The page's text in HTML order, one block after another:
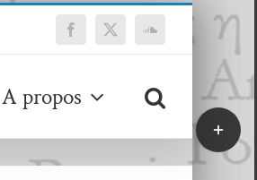
Facebook
X SoundCloud
A propos
Bascule
de
la